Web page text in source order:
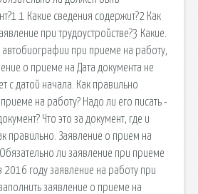
Какие сведения содержит?2 Как
при трудоустройстве?3 Какие.
автобиографии при приеме на работу,
о приеме на Дата документа не
с датой начала. Как правильно
на работу? Надо ли его писать -
Что это за документ, где и
правильно. Заявление о прием на
ли заявление при приеме
2016 году заявление на работу при
заявление о приеме на